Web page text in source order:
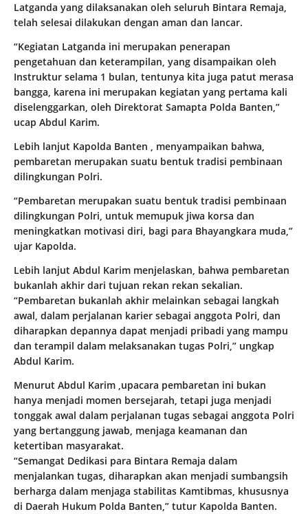
Latganda yang dilaksanakan oleh seluruh Bintara Remaja,
telah selesai dilakukan dengan aman dan lancar.
“Kegiatan Latganda ini merupakan penerapan
pengetahuan dan keterampilan, yang disampaikan oleh
Instruktur selama 1 bulan, tentunya kita juga patut merasa
bangga, karena ini merupakan kegiatan yang pertama kali
diselenggarkan, oleh Direktorat Samapta Polda Banten,”
ucap Abdul Karim.
Lebih lanjut Kapolda Banten , menyampaikan bahwa,
pembaretan merupakan suatu bentuk tradisi pembinaan
dilingkungan Polri.
“Pembaretan merupakan suatu bentuk tradisi pembinaan
dilingkungan Polri, untuk memupuk jiwa korsa dan
meningkatkan motivasi diri, bagi para Bhayangkara muda,”
ujar Kapolda.
Lebih lanjut Abdul Karim menjelaskan, bahwa pembaretan
bukanlah akhir dari tujuan rekan rekan sekalian.
“Pembaretan bukanlah akhir melainkan sebagai langkah
awal, dalam perjalanan karier sebagai anggota Polri, dan
diharapkan depannya dapat menjadi pribadi yang mampu
dan terampil dalam melaksanakan tugas Polri,” ungkap
Abdul Karim.
Menurut Abdul Karim ,upacara pembaretan ini bukan
hanya menjadi momen bersejarah, tetapi juga menjadi
tonggak awal dalam perjalanan tugas sebagai anggota Polri
yang bertanggung jawab, menjaga keamanan dan
ketertiban masyarakat.
“Semangat Dedikasi para Bintara Remaja dalam
menjalankan tugas, diharapkan akan menjadi sumbangsih
berharga dalam menjaga stabilitas Kamtibmas, khususnya
di Daerah Hukum Polda Banten,” tutur Kapolda Banten.